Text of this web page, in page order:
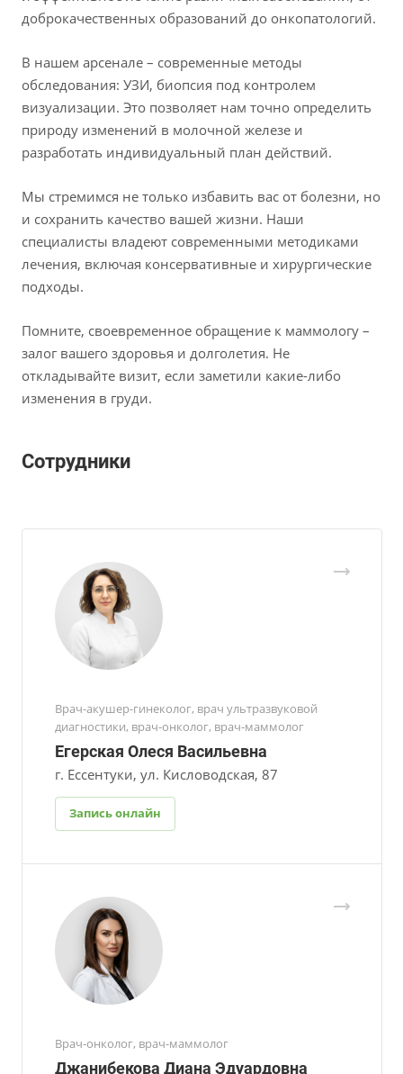
доброкачественных образований до онкопатологий.
В нашем арсенале – современные методы
обследования: УЗИ, биопсия под контролем
визуализации. Это позволяет нам точно определить
природу изменений в молочной железе и
разработать индивидуальный план действий.
Мы стремимся не только избавить вас от болезни, но
и сохранить качество вашей жизни. Наши
специалисты владеют современными методиками
лечения, включая консервативные и хирургические
подходы.
Помните, своевременное обращение к маммологу –
залог вашего здоровья и долголетия. Не
откладывайте визит, если заметили какие-либо
изменения в груди.
Сотрудники
Врач-акушер-гинеколог, врач ультразвуковой
диагностики, врач-онколог, врач-маммолог
Егерская Олеся Васильевна
г. Ессентуки, ул. Кисловодская, 87
Запись онлайн
Врач-онколог, врач-маммолог
Джанибекова Диана Эдуардовна